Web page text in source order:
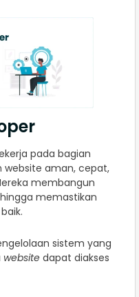
pada bagian
aman, cepat,
membangun
memastikan
sistem yang
website dapat diakses